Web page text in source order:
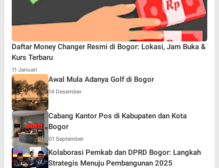
Daftar Money Changer Resmi di Bogor: Lokasi, Jam Buka &
Kurs Terbaru
11 Januari
Awal Mula Adanya Golf di Bogor
14 Desember
Cabang Kantor Pos di Kabupaten dan Kota
Bogor
01 September
Kolaborasi Pemkab dan DPRD Bogor: Langkah
Strategis Menuju Pembangunan 2025